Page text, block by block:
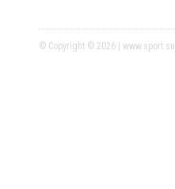
© Copyright © 2026 |